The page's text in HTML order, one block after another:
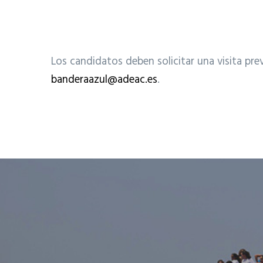
Los candidatos deben solicitar una visita
banderaazul@adeac.es.